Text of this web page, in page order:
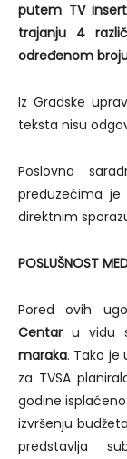
putem TV
trajanju 4
određenom
Iz Gradske
teksta nisu
Poslovna
preduzećima
direktnim
POSLUŠNOST
Pored ovih
Centar u vidu
maraka. Tako je
za TVSA
godine
izvršenju
predstavlja